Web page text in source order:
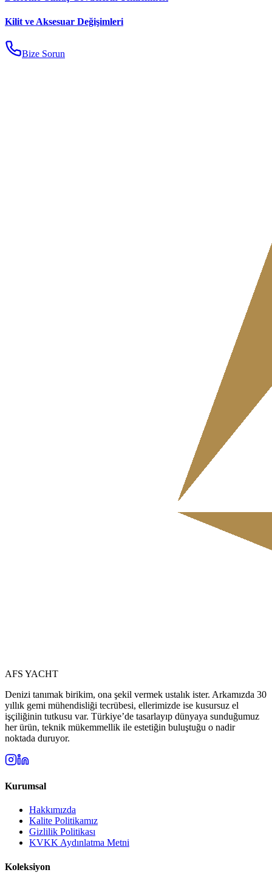
Kilit ve Aksesuar Değişimleri
Bize Sorun
AFS YACHT
Denizi tanımak birikim, ona şekil vermek ustalık ister. Arkamızda 30
yıllık gemi mühendisliği tecrübesi, ellerimizde ise kusursuz el
işçiliğinin tutkusu var. Türkiye’de tasarlayıp dünyaya sunduğumuz
her ürün, teknik mükemmellik ile estetiğin buluştuğu o nadir
noktada duruyor.
Kurumsal
Hakkımızda
Kalite Politikamız
Gizlilik Politikası
KVKK Aydınlatma Metni
Koleksiyon